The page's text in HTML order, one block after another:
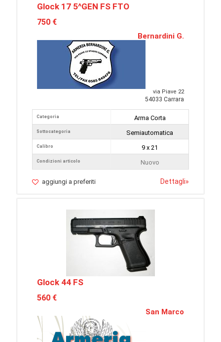
Glock 17 5^GEN FS FTO
750 €
Bernardini G.
via Piave 22
54033 Carrara
Categoria
Sottocategoria
Calibro
Condizioni articolo
Arma Corta
Semiautomatica
9 x 21
Nuovo
aggiungi a preferiti Dettagli»
Glock 44 FS
560 €
San Marco